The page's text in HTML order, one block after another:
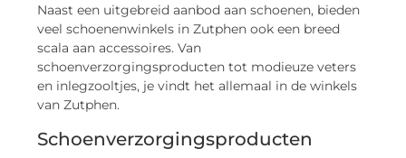
Naast een uitgebreid aanbod aan schoenen, bieden
veel schoenenwinkels in Zutphen ook een breed
scala aan accessoires. Van
schoenverzorgingsproducten tot modieuze veters
en inlegzooltjes, je vindt het allemaal in de winkels
van Zutphen.
Schoenverzorgingsproducten